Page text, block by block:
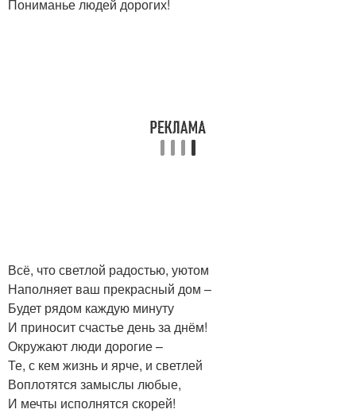
Пониманье людей дорогих!
Всё, что светлой радостью, уютом
Наполняет ваш прекрасный дом –
Будет рядом каждую минуту
И приносит счастье день за днём!
Окружают люди дорогие –
Те, с кем жизнь и ярче, и светлей
Воплотятся замыслы любые,
И мечты исполнятся скорей!